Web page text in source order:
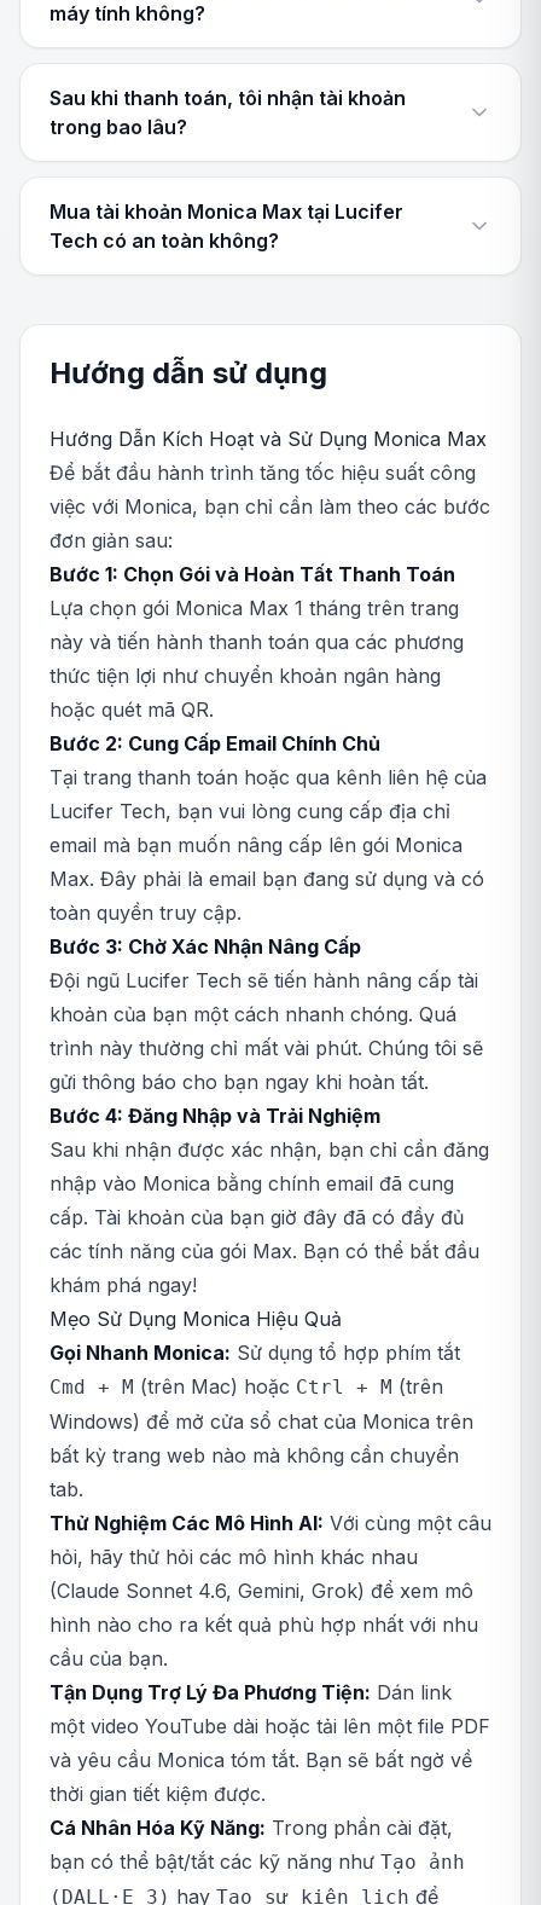
máy tính không?
Sau khi thanh toán, tôi nhận tài khoản
trong bao lâu?
Mua tài khoản Monica Max tại Lucifer
Tech có an toàn không?
Hướng dẫn sử dụng
Hướng Dẫn Kích Hoạt và Sử Dụng Monica Max
Để bắt đầu hành trình tăng tốc hiệu suất công
việc với Monica, bạn chỉ cần làm theo các bước
đơn giản sau:
Bước 1: Chọn Gói và Hoàn Tất Thanh Toán
Lựa chọn gói Monica Max 1 tháng trên trang
này và tiến hành thanh toán qua các phương
thức tiện lợi như chuyển khoản ngân hàng
hoặc quét mã QR.
Bước 2: Cung Cấp Email Chính Chủ
Tại trang thanh toán hoặc qua kênh liên hệ của
Lucifer Tech, bạn vui lòng cung cấp địa chỉ
email mà bạn muốn nâng cấp lên gói Monica
Max. Đây phải là email bạn đang sử dụng và có
toàn quyền truy cập.
Bước 3: Chờ Xác Nhận Nâng Cấp
Đội ngũ Lucifer Tech sẽ tiến hành nâng cấp tài
khoản của bạn một cách nhanh chóng. Quá
trình này thường chỉ mất vài phút. Chúng tôi sẽ
gửi thông báo cho bạn ngay khi hoàn tất.
Bước 4: Đăng Nhập và Trải Nghiệm
Sau khi nhận được xác nhận, bạn chỉ cần đăng
nhập vào Monica bằng chính email đã cung
cấp. Tài khoản của bạn giờ đây đã có đầy đủ
các tính năng của gói Max. Bạn có thể bắt đầu
khám phá ngay!
Mẹo Sử Dụng Monica Hiệu Quả
Gọi Nhanh Monica: Sử dụng tổ hợp phím tắt
Cmd + M (trên Mac) hoặc Ctrl + M (trên
Windows) để mở cửa sổ chat của Monica trên
bất kỳ trang web nào mà không cần chuyển
tab.
Thử Nghiệm Các Mô Hình AI: Với cùng một câu
hỏi, hãy thử hỏi các mô hình khác nhau
(Claude Sonnet 4.6, Gemini, Grok) để xem mô
hình nào cho ra kết quả phù hợp nhất với nhu
cầu của bạn.
Tận Dụng Trợ Lý Đa Phương Tiện: Dán link
một video YouTube dài hoặc tải lên một file PDF
và yêu cầu Monica tóm tắt. Bạn sẽ bất ngờ về
thời gian tiết kiệm được.
Cá Nhân Hóa Kỹ Năng: Trong phần cài đặt,
bạn có thể bật/tắt các kỹ năng như Tạo ảnh
(DALL·E 3) hay Tạo sự kiện lịch để